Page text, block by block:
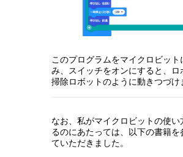
このプログラムをマイクロビット
み、スイッチをオンにすると、ロ
掃除ロボットのように動きつづけ
なお、私がマイクロビットの使い
るのにあたっては、以下の書籍を
ていただきました。